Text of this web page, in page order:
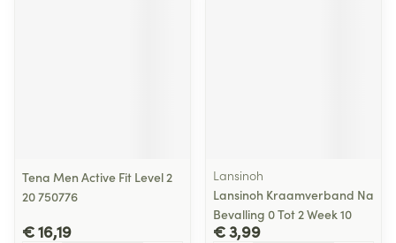
Tena Men Active Fit Level 2
20 750776
€ 16,19
Lansinoh
Lansinoh Kraamverband Na
Bevalling 0 Tot 2 Week 10
€ 3,99